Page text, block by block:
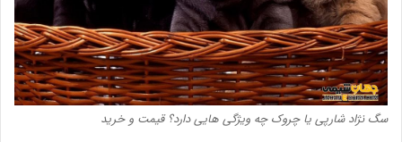
سگ نژاد شارپی یا چروک چه ویژگی هایی دارد؟ قیمت و خرید